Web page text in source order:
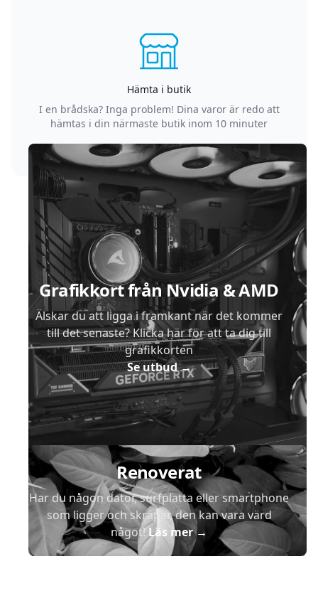
Hämta i butik
I en brådska? Inga problem! Dina varor är redo att
hämtas i din närmaste butik inom 10 minuter
Grafikkort från Nvidia & AMD
Älskar du att ligga i framkant när det kommer
till det senaste? Klicka här för att ta dig till
grafikkorten
Se utbud→
Renoverat
Har du någon dator, surfplatta eller smartphone
som ligger och skräpar, den kan vara värd
något!Läs mer→